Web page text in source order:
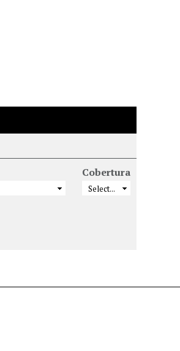
Cobertura